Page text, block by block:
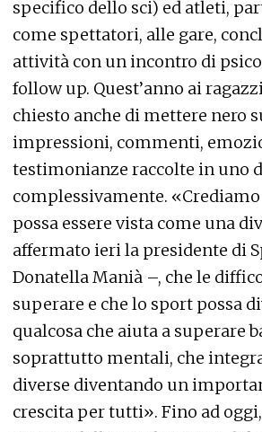
specifico dello sci) ed atleti,
come spettatori, alle gare,
attività con un incontro di
follow up. Quest’anno ai
chiesto anche di mettere nero
impressioni, commenti,
testimonianze raccolte in uno
complessivamente.
possa essere vista come una
affermato ieri la presidente di
Donatella Manià –, che le
superare e che lo sport possa
qualcosa che aiuta a superare
soprattutto mentali, che
diverse diventando un
crescita per tutti». Fino ad